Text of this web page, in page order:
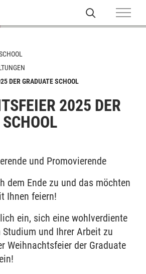
DER GRADUATE SCHOOL
2025 DER
und Promovierende
dem Ende zu und das möchten
Ihnen feiern!
ein, sich eine wohlverdiente
und Ihrer Arbeit zu
Weihnachtsfeier der Graduate